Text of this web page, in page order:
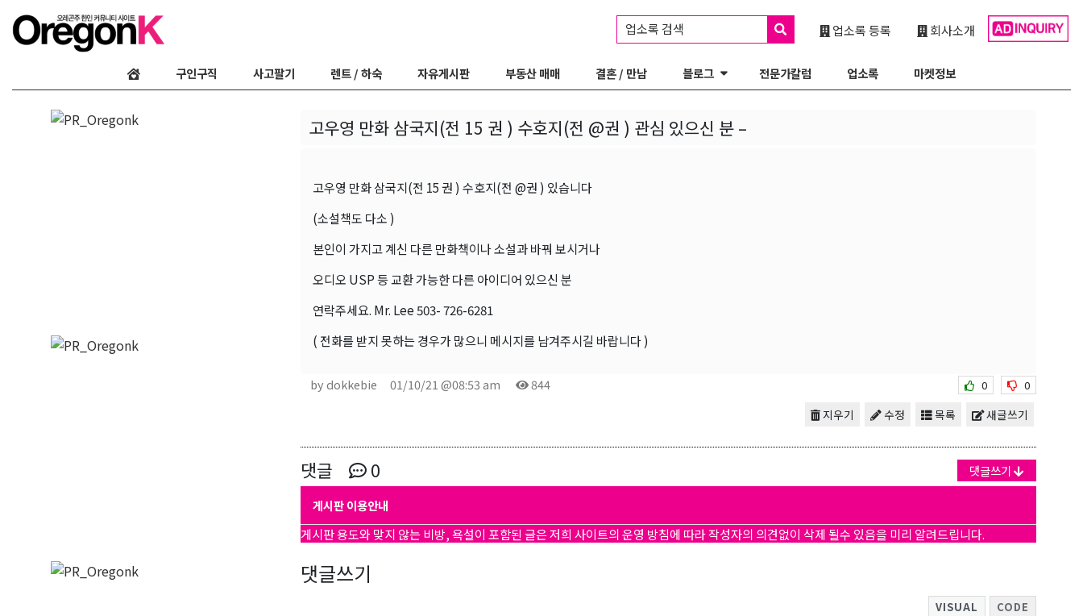
회사소개
업소록 등록
업소록 검색
구인구직 사고팔기 렌트 / 하숙 자유게시판 부동산 매매 결혼 / 만남 블로그 전문가칼럼 업소록 마켓정보
고우영 만화 삼국지(전 15 권 ) 수호지(전 @권 ) 관심 있으신 분 –
고우영 만화 삼국지(전 15 권 ) 수호지(전 @권 ) 있습니다
(소설책도 다소 )
본인이 가지고 계신 다른 만화책이나 소설과 바꿔 보시거나
오디오 USP 등 교환 가능한 다른 아이디어 있으신 분
연락주세요. Mr. Lee 503- 726-6281
( 전화를 받지 못하는 경우가 많으니 메시지를 남겨주시길 바랍니다 )
by dokkebie 01/10/21 @08:53 am 844 0 0
새글쓰기
목록
수정
지우기
댓글 0 댓글쓰기
게시판 이용안내
게시판 용도와 맞지 않는 비방, 욕설이 포함된 글은 저희 사이트의 운영 방침에 따라 작성자의 의견없이 삭제 될수 있음을 미리 알려드립니다.
댓글쓰기
VISUAL CODE